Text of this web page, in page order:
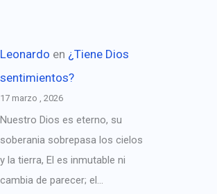
Leonardo en ¿Tiene Dios
sentimientos?
17 marzo , 2026
Nuestro Dios es eterno, su
soberania sobrepasa los cielos
y la tierra, El es inmutable ni
cambia de parecer; el…